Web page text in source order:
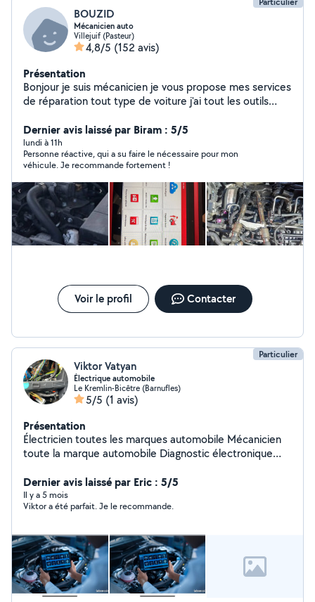
BOUZID
Mécanicien auto
Villejuif (Pasteur)
4,8/5 (152 avis)
Présentation
Bonjour je suis mécanicien je vous propose mes services
de réparation tout type de voiture j'ai tout les outils
week-ends vous pouvez me contacte ou téléphone
o6984360 31de préférence j'arrive pas à répondre à
vous messages sur l'application merci de me contacts
par appeler ou SMS et je vous répond
Dernier avis laissé par Biram : 5/5
lundi à 11h
Personne réactive, qui a su faire le nécessaire pour mon
véhicule. Je recommande fortement !
Voir le profil Contacter
Particulier
Viktor Vatyan
Électrique automobile
Le Kremlin-Bicêtre (Barnufles)
5/5 (1 avis)
Présentation
Électricien toutes les marques automobile Mécanicien
toute la marque automobile Diagnostic électronique
recul et écran tactile. Services : Lecture et suppression
des défauts Recherche de pannes électriques Test
retour injecteurs Codage injecteurs Régénération FAP
contrôle des injecteurs ainsi que le test du retour de
fuite des injecteurs afin de vérifier leur bon
fonctionnement et d'identifier rapidement un injecteur
défectueux. Travail rapide Prix raisonnables Contact par
téléphone ou message.
Dernier avis laissé par Eric : 5/5
Il y a 5 mois
Viktor a été parfait. Je le recommande.